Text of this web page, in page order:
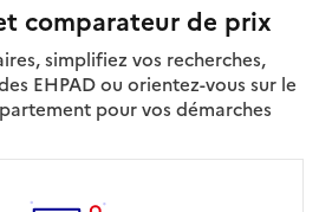
comparateur de prix
simplifiez vos recherches,
EHPAD ou orientez-vous sur le
pour vos démarches